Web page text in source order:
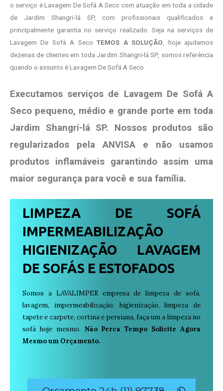
o serviço é Lavagem De Sofá A Seco com atuação em toda a cidade
de Jardim Shangri-lá SP, com profissionais qualificados e
principalmente garantia no serviço realizado. Seja na serviços de
Lavagem De Sofá A SecoTEMOS A SOLUÇÃO , hoje ajudamos
dezenas de clientes em toda Jardim Shangri-lá SP, somos referência
quando o assunto é Lavagem De Sofá A Seco.
Executamos serviços de Lavagem De Sofá A
Seco pequeno, médio e grande porte em toda
Jardim Shangri-lá SP. Nossos produtos são
regularizados pela ANVISA e não usamos
produtos inflamáveis garantindo assim uma
maior segurança para você e sua família.
LIMPEZA DE SOFÁ
IMPERMEABILIZAÇÃO
HIGIENIZAÇÃO LAVAGEM
DE SOFÁS E ESTOFADOS
Somos a LAVALIMPER empresa de limpeza de sofá,
lavagem, impermeabilização, higienização, limpeza de
tapete e carpete, cortina e persiana, faça um a limpeza no
sofá hoje mesmo. Não Perca Tempo Solicite Agora
Mesmo um Orçamento.